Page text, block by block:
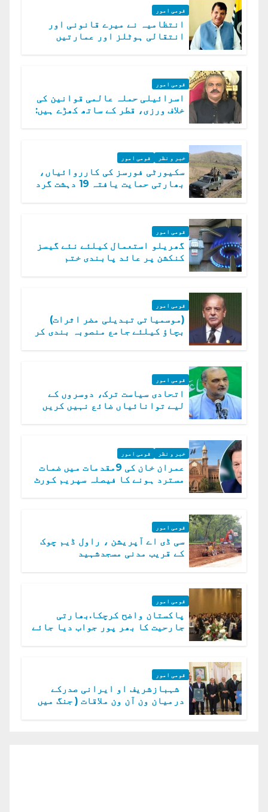
قومی امور
انتظامیہ نے میرے قانونی اور
انتقالی ہوٹلز اور عمارتیں
قومی امور
اسرائیلی حملہ عالمی قوانین کی
خلاف ورزی، قطر کے ساتھ کھڑے ہیں:
خبر و نظر قومی امور
سکیورٹی فورسز کی کارروائیاں،
بھارتی حمایت یافتہ 19 دہشت گرد
قومی امور
گھریلو استعمال کیلئے نئے گیسز
کنکشن پر عائد پابندی ختم
قومی امور
(موسمیاتی تبدیلی مضر اثرات)
بچاؤ کیلئے جامع منصوبہ بندی کر
قومی امور
اتحادی سیاست ترک، دوسروں کے
لیے توانائیاں ضائع نہیں کریں
خبر و نظر قومی امور
عمران خان کی 9مقدمات میں ضمات
مسترد ہونے کا فیصلہ سپریم کورٹ
قومی امور
سی ڈی اے آپریشن ، راول ڈیم چوک
کے قریب مدنی مسجدشہید
قومی امور
پاکستان واضح کرچکا.بھارتی
جارحیت کا بھر پور جواب دیا جائے
قومی امور
شہبازشریف او ایرانی صدرکے
درمیان ون آن ون ملاقات ( جنگ میں